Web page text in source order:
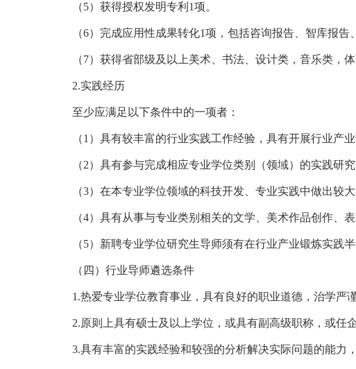
（5）获得授权发明专利1项。
（6）完成应用性成果转化1项，包括咨询报告、智库报告
（7）获得省部级及以上美术、书法、设计类，音乐类，体
2.实践经历
至少应满足以下条件中的一项者：
（1）具有较丰富的行业实践工作经验，具有开展行业产业
（2）具有参与完成相应专业学位类别（领域）的实践研
（3）在本专业学位领域的科技开发、专业实践中做出较
（4）具有从事与专业类别相关的文学、美术作品创作、表
（5）新聘专业学位研究生导师须有在行业产业锻炼实践
（四）行业导师遴选条件
1.热爱专业学位教育事业，具有良好的职业道德，治学严
2.原则上具有硕士及以上学位，或具有副高级职称，或任
3.具有丰富的实践经验和较强的分析解决实际问题的能力